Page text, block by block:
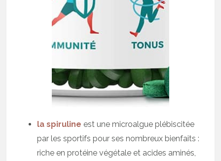
la spiruline est une microalgue plébiscitée
par les sportifs pour ses nombreux bienfaits :
riche en protéine végétale et acides aminés,